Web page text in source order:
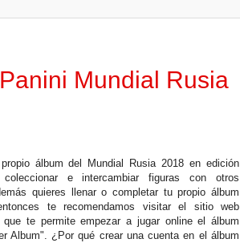
Mundial Rusia
álbum del Mundial Rusia 2018 en edición
e intercambiar figuras con otros
quieres llenar o completar tu propio álbum
te recomendamos visitar el sitio web
te permite empezar a jugar online el álbum
Album". ¿Por qué crear una cuenta en el álbum